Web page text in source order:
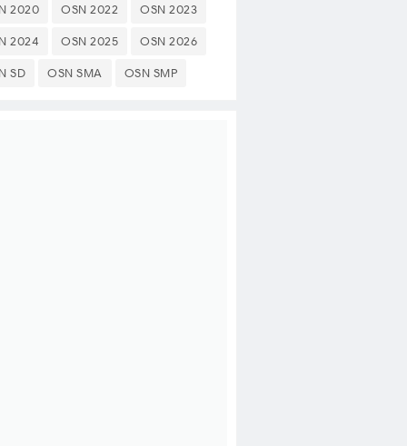
2020 OSN 2022 OSN 2023
2024 OSN 2025 OSN 2026
SD OSN SMA OSN SMP